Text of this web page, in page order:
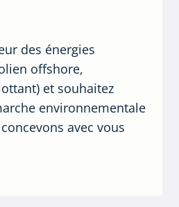
des énergies
offshore,
et souhaitez
environnementale
avec vous